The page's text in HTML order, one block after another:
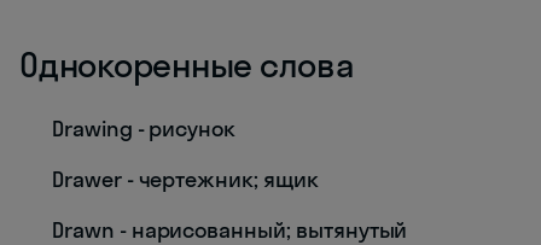
Однокоренные слова
Drawing - рисунок
Drawer - чертежник; ящик
Drawn - нарисованный; вытянутый